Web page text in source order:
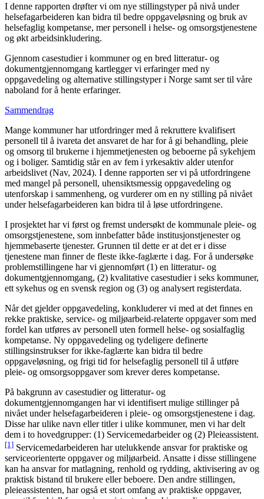
I denne rapporten drøfter vi om nye stillingstyper på nivå under
helsefagarbeideren kan bidra til bedre oppgaveløsning og bruk av
helsefaglig kompetanse, mer personell i helse- og omsorgstjenestene
og økt arbeidsinkludering.
Gjennom casestudier i kommuner og en bred litteratur- og
dokumentgjennomgang kartlegger vi erfaringer med ny
oppgavedeling og alternative stillingstyper i Norge samt ser til våre
naboland for å hente erfaringer.
Sammendrag
Mange kommuner har utfordringer med å rekruttere kvalifisert
personell til å ivareta det ansvaret de har for å gi behandling, pleie
og omsorg til brukerne i hjemmetjenesten og beboerne på sykehjem
og i boliger. Samtidig står en av fem i yrkesaktiv alder utenfor
arbeidslivet (Nav, 2024). I denne rapporten ser vi på utfordringene
med mangel på personell, uhensiktsmessig oppgavedeling og
utenforskap i sammenheng, og vurderer om en ny stilling på nivået
under helsefagarbeideren kan bidra til å løse utfordringene.
I prosjektet har vi først og fremst undersøkt de kommunale pleie- og
omsorgstjenestene, som innbefatter både institusjonstjenester og
hjemmebaserte tjenester. Grunnen til dette er at det er i disse
tjenestene man finner de fleste ikke-faglærte i dag. For å undersøke
problemstillingene har vi gjennomført (1) en litteratur- og
dokumentgjennomgang, (2) kvalitative casestudier i seks kommuner,
ett sykehus og en svensk region og (3) og analysert registerdata.
Når det gjelder oppgavedeling, konkluderer vi med at det finnes en
rekke praktiske, service- og miljøarbeid-relaterte oppgaver som med
fordel kan utføres av personell uten formell helse- og sosialfaglig
kompetanse. Ny oppgavedeling og tydeligere definerte
stillingsinstrukser for ikke-faglærte kan bidra til bedre
oppgaveløsning, og frigi tid for helsefaglig personell til å utføre
pleie- og omsorgsoppgaver som krever deres kompetanse.
På bakgrunn av casestudier og litteratur- og
dokumentgjennomgangen har vi identifisert mulige stillinger på
nivået under helsefagarbeideren i pleie- og omsorgstjenestene i dag.
Disse har ulike navn eller titler i ulike kommuner, men vi har delt
dem i to hovedgrupper: (1) Servicemedarbeider og (2) Pleieassistent.
[1] Servicemedarbeideren har utelukkende ansvar for praktiske og
serviceorienterte oppgaver og miljøarbeid. Ansatte i disse stillingene
kan ha ansvar for matlagning, renhold og rydding, aktivisering av og
praktisk bistand til brukere eller beboere. Den andre stillingen,
pleieassistenten, har også et stort omfang av praktiske oppgaver,